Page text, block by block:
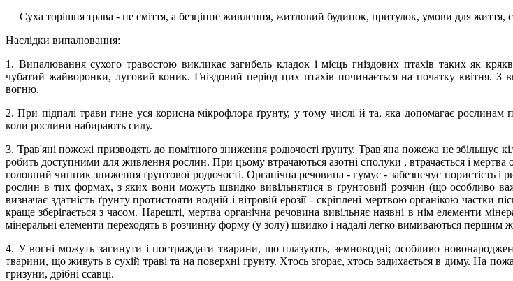
Суха торішня трава - не сміття, а безцінне живлення, житловий будинок, притулок, умови для життя,
Наслідки випалювання:
1. Випалювання сухого травостою викликає загибель кладок і місць гніздових птахів таких як
чубатий жайворонки, луговий коник. Гніздовий період цих птахів починається на початку квітня.
вогню.
2. При підпалі трави гине уся корисна мікрофлора ґрунту, у тому числі й та, яка допомагає
коли рослини набирають силу.
3. Трав'яні пожежі призводять до помітного зниження родючості ґрунту. Трав'яна пожежа не збільшує
робить доступними для живлення рослин. При цьому втрачаються азотні сполуки , втрачається і мертва
головний чинник зниження ґрунтової родючості. Органічна речовина - гумус - забезпечує пористість і
рослин в тих формах, з яких вони можуть швидко вивільнятися в ґрунтовий розчин (що особливо
визначає здатність ґрунту протистояти водній і вітровій ерозії - скріплені мертвою органікою
краще зберігається з часом. Нарешті, мертва органічна речовина вивільняє наявні в нім елементи
мінеральні елементи переходять в розчинну форму (у золу) швидко і надалі легко вимиваються першим
4. У вогні можуть загинути і постраждати тварини, що плазують, земноводні; особливо
тварини, що живуть в сухій траві та на поверхні ґрунту. Хтось згорає, хтось задихається в диму. На
гризуни, дрібні ссавці.